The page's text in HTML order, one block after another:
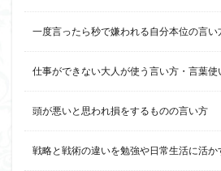
一度言ったら秒で嫌われる自分本位の言い
仕事ができない大人が使う言い方・言葉使
頭が悪いと思われ損をするものの言い方
戦略と戦術の違いを勉強や日常生活に活か